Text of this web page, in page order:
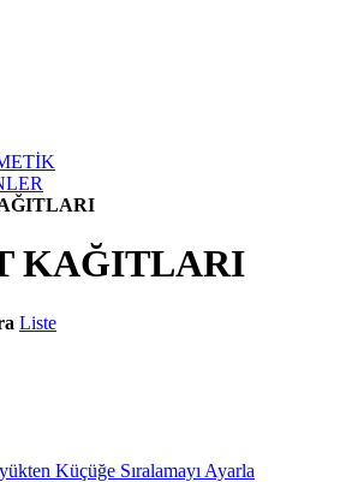
KAĞITLARI
Liste
Küçüğe Sıralamayı Ayarla